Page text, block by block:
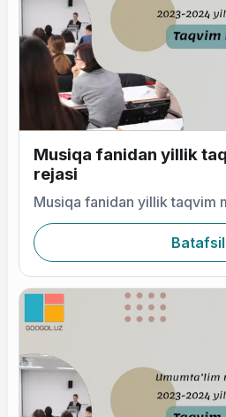
Musiqa fanidan yillik
rejasi
Musiqa fanidan yillik taqvim
Batafsil